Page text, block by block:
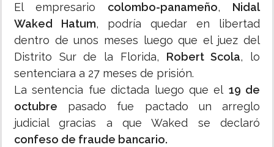
El empresario colombo-panameño, Nidal
Waked Hatum, podría quedar en libertad
dentro de unos meses luego que el juez del
Distrito Sur de la Florida, Robert Scola, lo
sentenciara a 27 meses de prisión.
La sentencia fue dictada luego que el 19 de
octubre pasado fue pactado un arreglo
judicial gracias a que Waked se declaró
confeso de fraude bancario.